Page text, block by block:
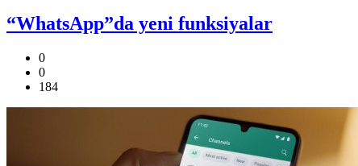
“WhatsApp”da yeni funksiyalar
0
0
184